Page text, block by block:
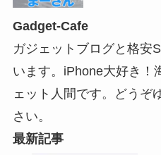
Gadget-Cafe
ガジェットブログと格安
います。iPhone大好き！
ェット人間です。どうぞ
さい。
最新記事